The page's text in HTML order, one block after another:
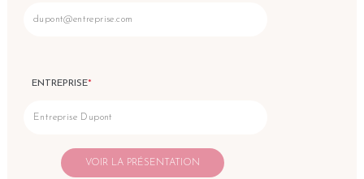
ENTREPRISE*